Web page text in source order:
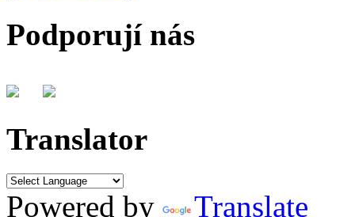
Podporují nás
Translator
Powered by
Translate